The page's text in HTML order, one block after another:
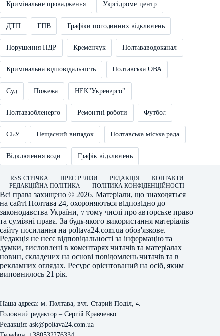
Кримінальне провадження Укргідрометцентр
ДТП ГПВ Графіки погодинних відключень
Порушення ПДР Кременчук Полтававодоканал
Кримінальна відповідальність Полтавська ОВА
Суд Пожежа НЕК"Укренерго"
Полтаваобленерго Ремонтні роботи Футбол
СБУ Нещасний випадок Полтавська міська рада
Відключення води Графік відключень
RSS-СТРІЧКА ПРЕС-РЕЛІЗИ РЕДАКЦІЯ
КОНТАКТИ
РЕДАКЦІЙНА ПОЛІТИКА
ПОЛІТИКА КОНФІДЕНЦІЙНОСТІ
Всі права захищено © 2026. Матеріали, що знаходяться
на сайті Полтава 24, охороняються відповідно до
законодавства України, у тому числі про авторське право
та суміжні права. За будь-якого використання матеріалів
сайту посилання на poltava24.com.ua обов'язкове.
Редакція не несе відповідальності за інформацію та
думки, висловлені в коментарях читачів та матеріалах
новин, складених на основі повідомлень читачів та в
рекламних оглядах. Ресурс орієнтований на осіб, яким
виповнилось 21 рік.
Наша адреса: м. Полтава, вул. Старий Поділ, 4.
Головний редактор – Сергій Кравченко
Редакція: ask@poltava24.com.ua